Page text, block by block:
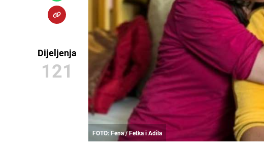
Dijeljenja
121
FOTO: Fena / Fetka i Adila